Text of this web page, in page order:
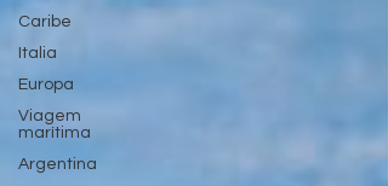
Caribe
Italia
Europa
Viagem
marítima
Argentina